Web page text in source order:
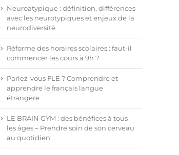
Neuroatypique : définition, différences
avec les neurotypiques et enjeux de la
neurodiversité
Réforme des horaires scolaires : faut-il
commencer les cours à 9h ?
Parlez-vous FLE ? Comprendre et
apprendre le français langue
étrangère
LE BRAIN GYM : des bénéfices à tous
les âges – Prendre soin de son cerveau
au quotidien